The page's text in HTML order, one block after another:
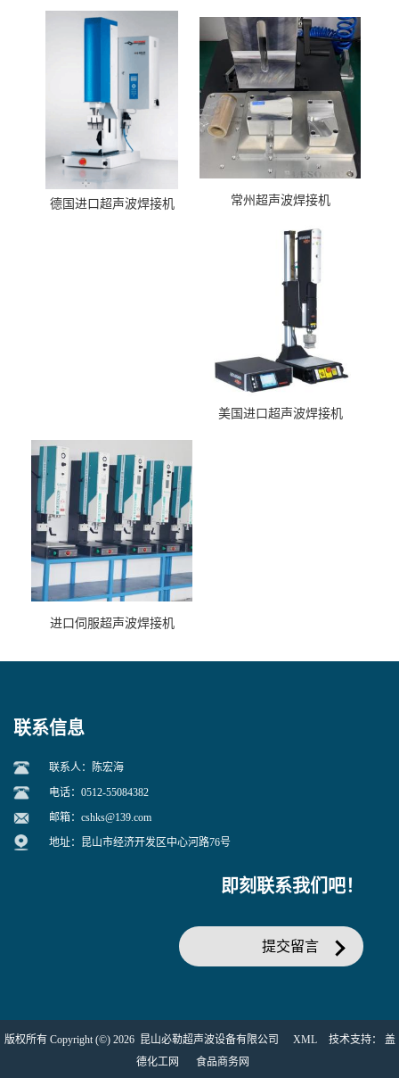
德国进口超声波焊接机 常州超声波焊接机
美国进口超声波焊接机
进口伺服超声波焊接机
联系信息
联系人：陈宏海
电话：0512-55084382
邮箱： cshks@139.com
地址：昆山市经济开发区中心河路76号
即刻联系我们吧！
提交留言
版权所有 Copyright (©) 2026 昆山必勒超声波设备有限公司 XML 技术支持： 盖
德化工网
食品商务网